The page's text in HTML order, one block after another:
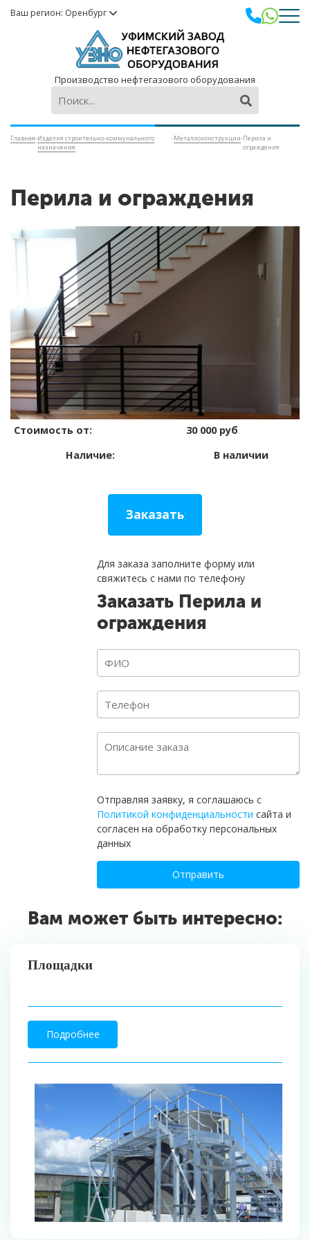
Ваш регион: Оренбург
Производство нефтегазового оборудования
Главная-Изделия строительно-коммунального
назначения
-Металлоконструкции-Перила и
ограждения
Перила и ограждения
Стоимость от:
30 000 руб
Наличие:
В наличии
Заказать
Для заказа заполните форму или
свяжитесь с нами по телефону
Заказать Перила и
ограждения
Отправляя заявку, я соглашаюсь с
Политикой конфиденциальности сайта и
согласен на обработку персональных
данных
Отправить
Вам может быть интересно:
Площадки
Подробнее